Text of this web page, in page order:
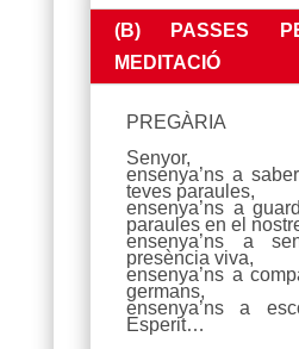
(B) PASSES
MEDITACIÓ
PREGÀRIA
Senyor,
ensenya’ns a
teves paraules,
ensenya’ns a
paraules en el
ensenya’ns a
presència viva,
ensenya’ns a
germans,
ensenya’ns a
Esperit…